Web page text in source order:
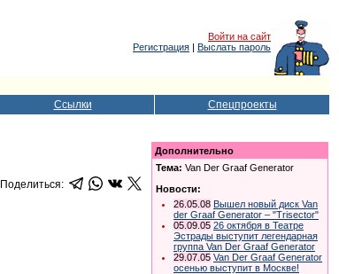
Войти на сайт
Регистрация | Выслать пароль
Ссылки Спецпроекты
Поделиться:
Дополнительно
Тема: Van Der Graaf Generator
Новости:
26.05.08 Вышел новый диск Van
der Graaf Generator – "Trisector"
05.09.05 26 октября в Театре
Эстрады выступит легендарная
группа Van Der Graaf Generator
29.07.05 Van Der Graaf Generator
осенью выступит в Москве!